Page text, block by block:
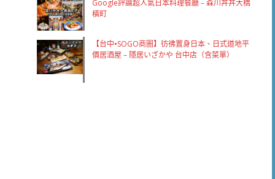
Google評論超人氣日本料理餐廳 – 森川丼丼大橋
橫町
【台中•SOGO商圈】彷彿置身日本、日式道地平
價居酒屋 – 隱居いざかや 台中店（含菜單）